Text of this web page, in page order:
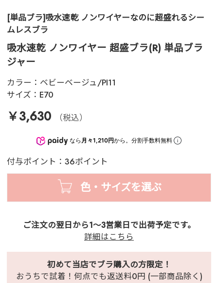
[単品ブラ]吸水速乾 ノンワイヤーなのに超盛れるシー
ムレスブラ
吸水速乾 ノンワイヤー 超盛ブラ(R) 単品ブラ
ジャー
カラー： ベビーベージュ/PI11
サイズ： E70
￥3,630 （税込）
なら 月々1,210円から。分割手数料無料
付与ポイント：36ポイント
色・サイズを選ぶ
ご注文の翌日から1～3営業日で出荷予定です。
詳細はこちら
初めて当店でブラ購入の方限定！
おうちで試着！何点でも返送料0円 (一部商品除く)